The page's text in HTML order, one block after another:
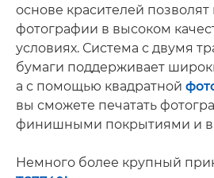
основе красителей позволят
фотографии в высоком
условиях. Система с двумя
бумаги поддерживает
а с помощью квадратной
вы сможете печатать
финишными покрытиями и в
Немного более крупный